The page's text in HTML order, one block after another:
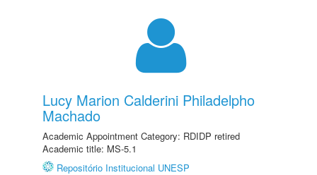
Lucy Marion Calderini Philadelpho
Machado
Academic Appointment Category: RDIDP retired
Academic title: MS-5.1
Repositório Institucional UNESP